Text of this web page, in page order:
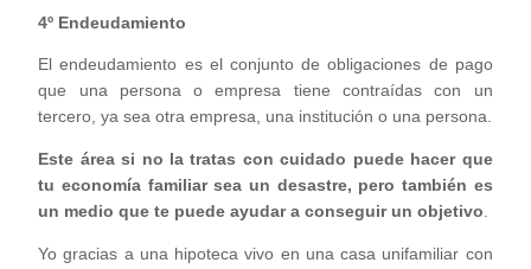
4º Endeudamiento
El endeudamiento es el conjunto de obligaciones de pago
que una persona o empresa tiene contraídas con un
tercero, ya sea otra empresa, una institución o una persona.
Este área si no la tratas con cuidado puede hacer que
tu economía familiar sea un desastre, pero también es
un medio que te puede ayudar a conseguir un objetivo.
Yo gracias a una hipoteca vivo en una casa unifamiliar con